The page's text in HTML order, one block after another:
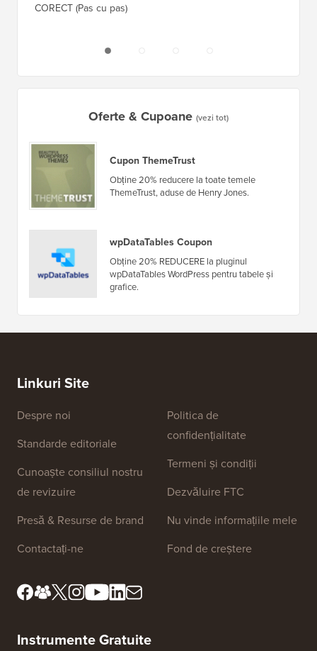
CORECT (Pas cu pas)
Oferte & Cupoane (vezi tot)
Cupon ThemeTrust
Obține 20% reducere la toate temele
ThemeTrust, aduse de Henry Jones.
wpDataTables Coupon
Obține 20% REDUCERE la pluginul
wpDataTables WordPress pentru tabele și
grafice.
Linkuri Site
Despre noi
Standarde editoriale
Cunoaște consiliul nostru
de revizuire
Presă & Resurse de brand
Contactați-ne
Politica de
confidențialitate
Termeni și condiții
Dezvăluire FTC
Nu vinde informațiile mele
Fond de creștere
Instrumente Gratuite